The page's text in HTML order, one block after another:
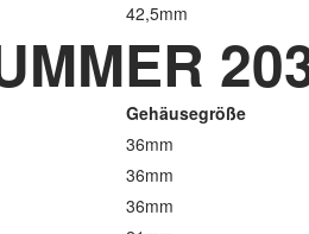
42,5mm
Gehäusegröße
36mm
36mm
36mm